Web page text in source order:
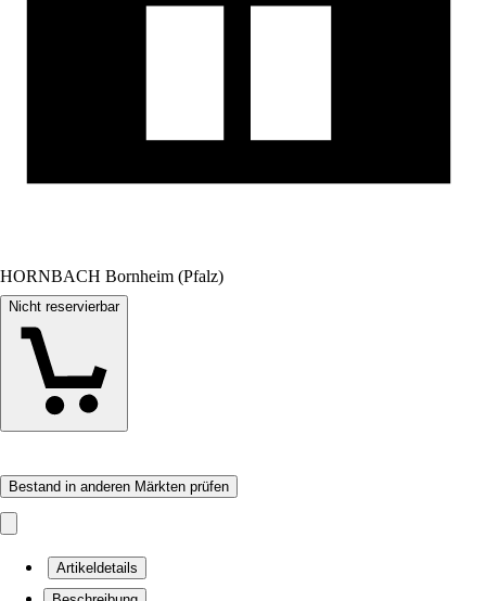
HORNBACH Bornheim (Pfalz)
Nicht reservierbar
Bestand in anderen Märkten prüfen
Artikeldetails